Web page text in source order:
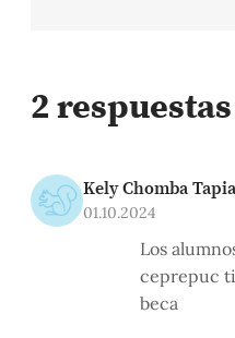
2 respuestas
Kely Chomba Tapia
01.10.2024
Los
ceprepuc
beca